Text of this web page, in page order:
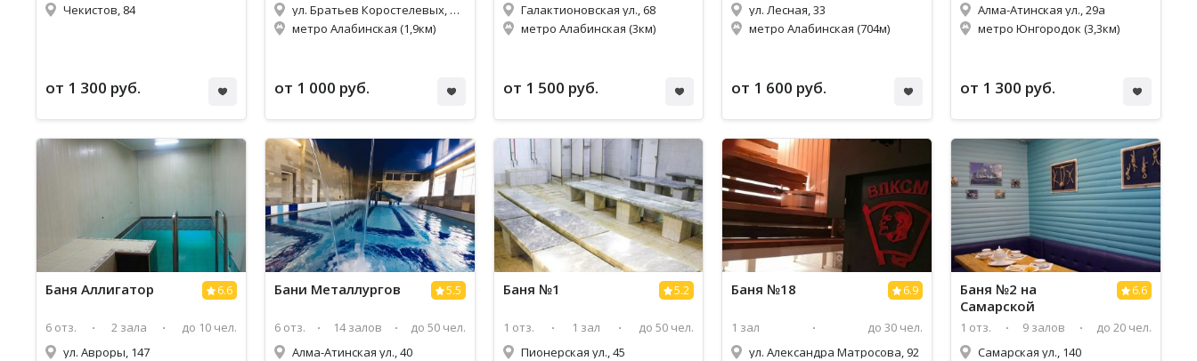
Чекистов, 84
от 1 300 руб.
ул. Братьев Коростелевых, 117
метро Алабинская (1,9км)
от 1 000 руб.
Галактионовская ул., 68
метро Алабинская (3км)
от 1 500 руб.
ул. Лесная, 33
метро Алабинская (704м)
от 1 600 руб.
Алма-Атинская ул., 29а
метро Юнгородок (3,3км)
от 1 300 руб.
6.6
Баня Аллигатор
6 отз. 2 зала
до 10 чел.
ул. Авроры, 147
5.5
Бани Металлургов
6 отз. 14 залов
до 50 чел.
Алма-Атинская ул., 40
5.2
Баня №1
1 отз. 1 зал
до 50 чел.
Пионерская ул., 45
6.9
Баня №18
1 зал
до 30 чел.
ул. Александра Матросова, 92
6.6
Баня №2 на
Самарской
1 отз. 9 залов
до 20 чел.
Самарская ул., 140